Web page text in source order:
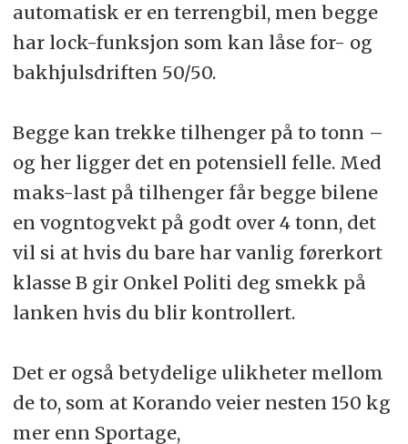
automatisk er en terrengbil, men begge
har lock-funksjon som kan låse for- og
bakhjulsdriften 50/50.
Begge kan trekke tilhenger på to tonn –
og her ligger det en potensiell felle. Med
maks-last på tilhenger får begge bilene
en vogntogvekt på godt over 4 tonn, det
vil si at hvis du bare har vanlig førerkort
klasse B gir Onkel Politi deg smekk på
lanken hvis du blir kontrollert.
Det er også betydelige ulikheter mellom
de to, som at Korando veier nesten 150 kg
mer enn Sportage,